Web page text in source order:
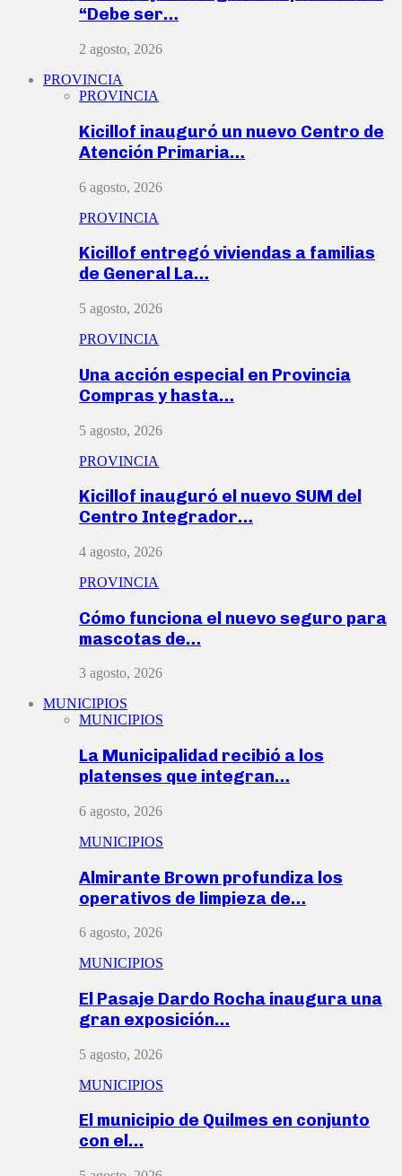
“Debe ser…
2 agosto, 2026
PROVINCIA
PROVINCIA
Kicillof inauguró un nuevo Centro de
Atención Primaria…
6 agosto, 2026
PROVINCIA
Kicillof entregó viviendas a familias
de General La…
5 agosto, 2026
PROVINCIA
Una acción especial en Provincia
Compras y hasta…
5 agosto, 2026
PROVINCIA
Kicillof inauguró el nuevo SUM del
Centro Integrador…
4 agosto, 2026
PROVINCIA
Cómo funciona el nuevo seguro para
mascotas de…
3 agosto, 2026
MUNICIPIOS
MUNICIPIOS
La Municipalidad recibió a los
platenses que integran…
6 agosto, 2026
MUNICIPIOS
Almirante Brown profundiza los
operativos de limpieza de…
6 agosto, 2026
MUNICIPIOS
El Pasaje Dardo Rocha inaugura una
gran exposición…
5 agosto, 2026
MUNICIPIOS
El municipio de Quilmes en conjunto
con el…